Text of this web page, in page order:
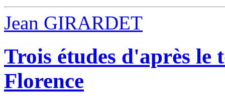
Jean GIRARDET
Trois études d'après le
Florence